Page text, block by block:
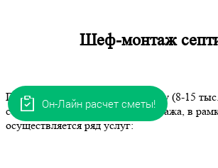
Шеф-монтаж
Предлагается за отдельную плату (8-15
септиков) проведение шеф-монтажа, в
осуществляется ряд услуг:
Он-Лайн расчет сметы!